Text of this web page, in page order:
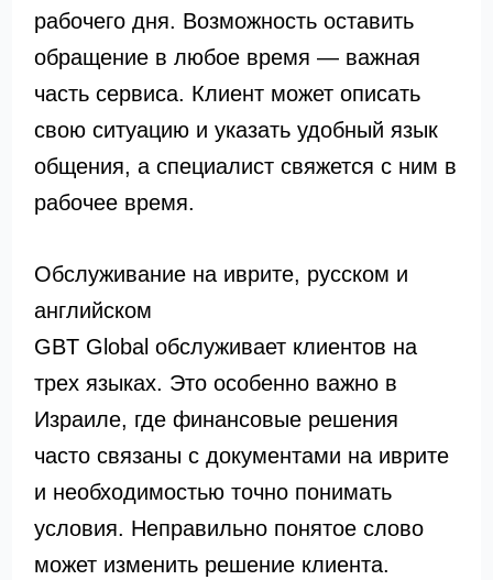
рабочего дня. Возможность оставить
обращение в любое время — важная
часть сервиса. Клиент может описать
свою ситуацию и указать удобный язык
общения, а специалист свяжется с ним в
рабочее время.
Обслуживание на иврите, русском и
английском
GBT Global обслуживает клиентов на
трех языках. Это особенно важно в
Израиле, где финансовые решения
часто связаны с документами на иврите
и необходимостью точно понимать
условия. Неправильно понятое слово
может изменить решение клиента.